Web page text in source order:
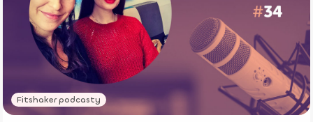
Fitshaker podcasty